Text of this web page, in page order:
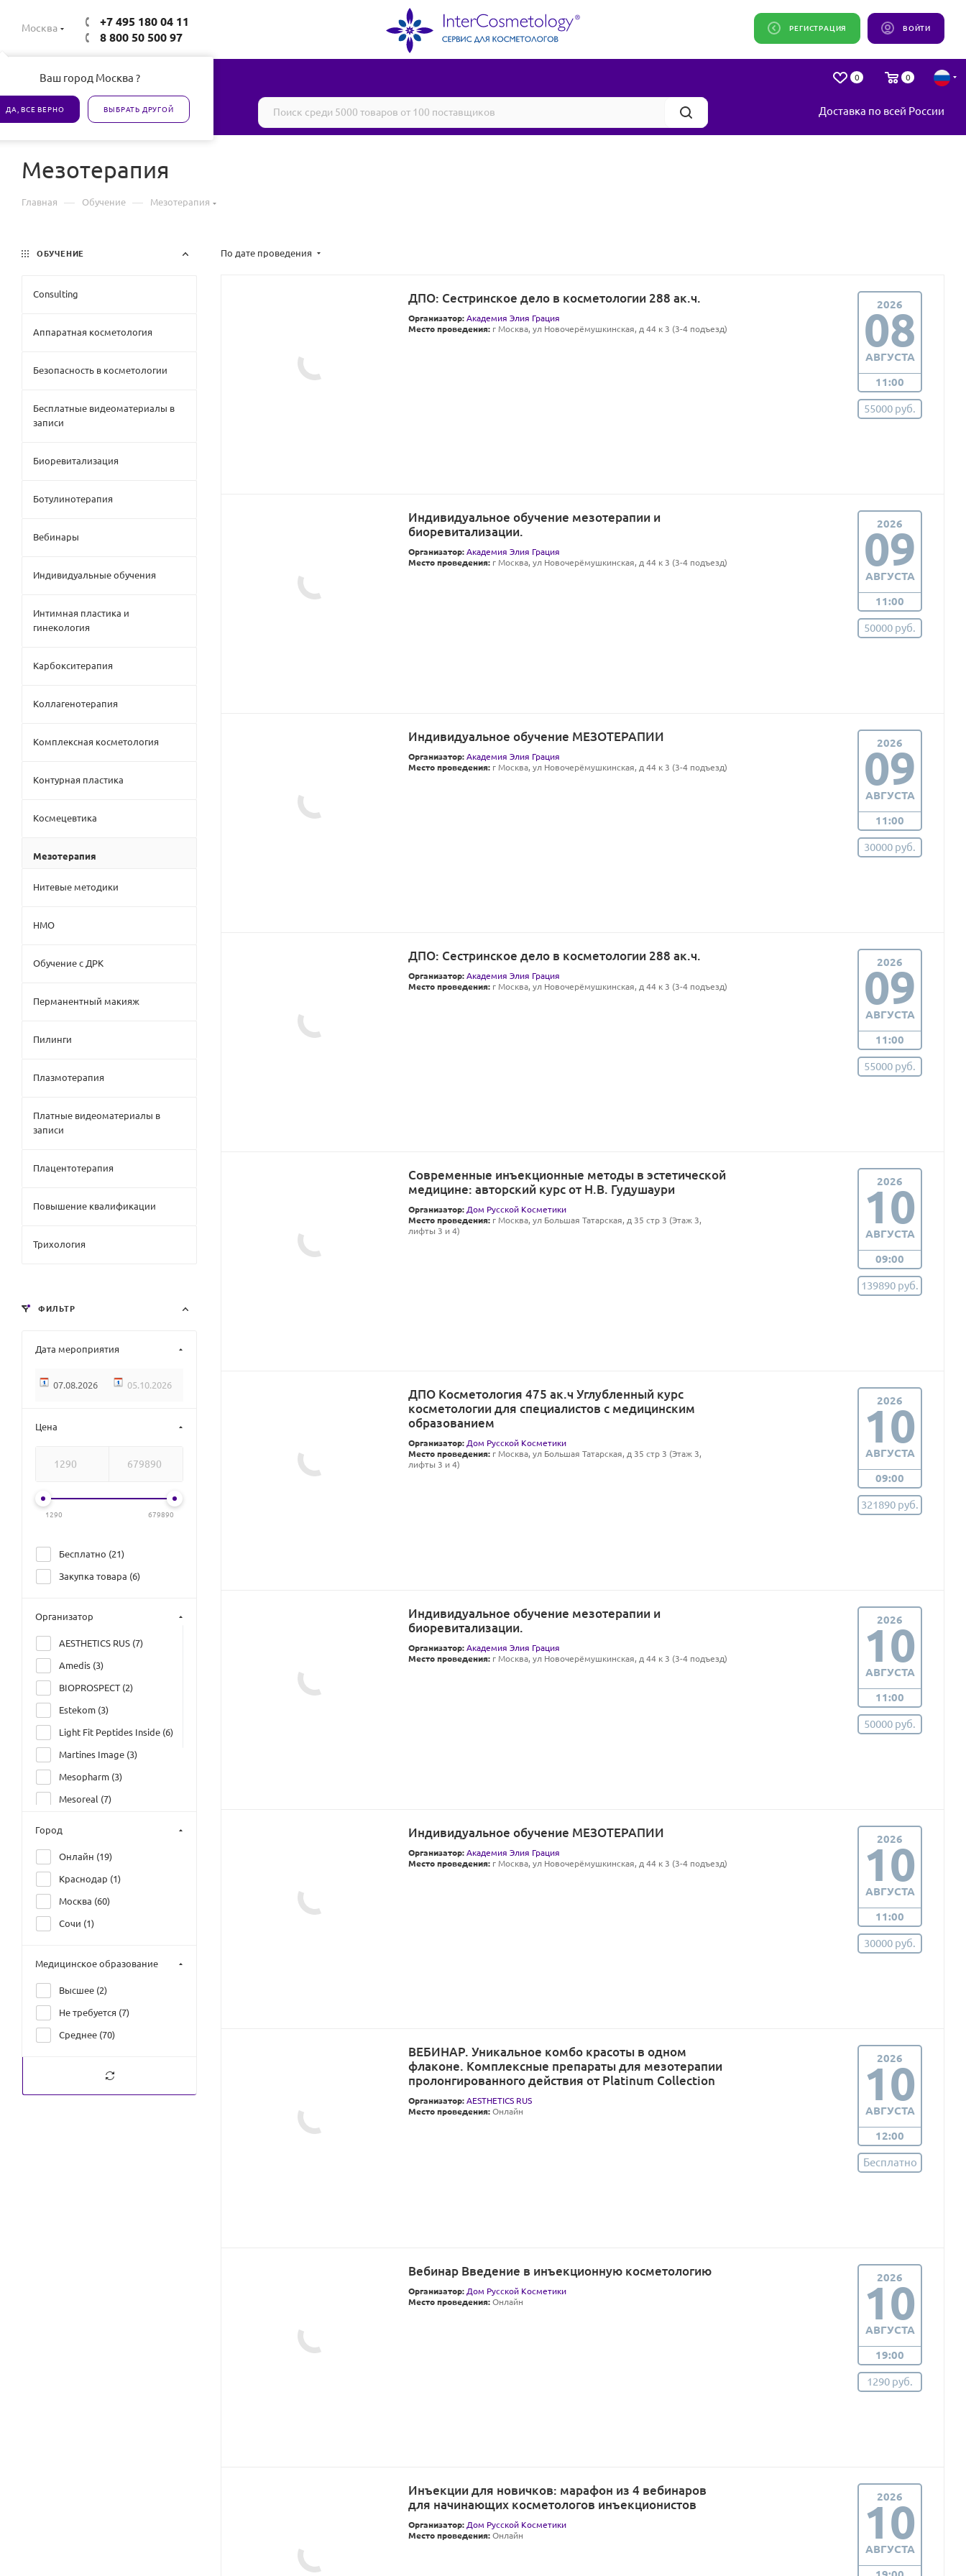
Москва
Ваш город Москва ?
ДА, ВСЕ ВЕРНО ВЫБРАТЬ ДРУГОЙ
+7 495 180 04 11
8 800 50 500 97
ВОЙТИ
РЕГИСТРАЦИЯ
0 0
Все товары сертифицированы Доставка по всей России
Мезотерапия
Главная — Обучение — Мезотерапия
По дате проведения
ДПО: Сестринское дело в косметологии 288 ак.ч.
Организатор: Академия Элия Грация
Место проведения: г Москва, ул Новочерёмушкинская, д 44 к 3 (3-4 подъезд)
2026
08
АВГУСТА
11:00
55000 руб.
Индивидуальное обучение мезотерапии и
биоревитализации.
Организатор: Академия Элия Грация
Место проведения: г Москва, ул Новочерёмушкинская, д 44 к 3 (3-4 подъезд)
2026
09
АВГУСТА
11:00
50000 руб.
Индивидуальное обучение МЕЗОТЕРАПИИ
Организатор: Академия Элия Грация
Место проведения: г Москва, ул Новочерёмушкинская, д 44 к 3 (3-4 подъезд)
2026
09
АВГУСТА
11:00
30000 руб.
ДПО: Сестринское дело в косметологии 288 ак.ч.
Организатор: Академия Элия Грация
Место проведения: г Москва, ул Новочерёмушкинская, д 44 к 3 (3-4 подъезд)
2026
09
АВГУСТА
11:00
55000 руб.
Современные инъекционные методы в эстетической
медицине: авторский курс от Н.В. Гудушаури
Организатор: Дом Русской Косметики
Место проведения: г Москва, ул Большая Татарская, д 35 стр 3 (Этаж 3,
лифты 3 и 4)
2026
10
АВГУСТА
09:00
139890 руб.
ДПО Косметология 475 ак.ч Углубленный курс
косметологии для специалистов с медицинским
образованием
Организатор: Дом Русской Косметики
Место проведения: г Москва, ул Большая Татарская, д 35 стр 3 (Этаж 3,
лифты 3 и 4)
2026
10
АВГУСТА
09:00
321890 руб.
Индивидуальное обучение мезотерапии и
биоревитализации.
Организатор: Академия Элия Грация
Место проведения: г Москва, ул Новочерёмушкинская, д 44 к 3 (3-4 подъезд)
2026
10
АВГУСТА
11:00
50000 руб.
Индивидуальное обучение МЕЗОТЕРАПИИ
Организатор: Академия Элия Грация
Место проведения: г Москва, ул Новочерёмушкинская, д 44 к 3 (3-4 подъезд)
2026
10
АВГУСТА
11:00
30000 руб.
ВЕБИНАР. Уникальное комбо красоты в одном
флаконе. Комплексные препараты для мезотерапии
пролонгированного действия от Platinum Collection
Организатор: AESTHETICS RUS
Место проведения: Онлайн
2026
10
АВГУСТА
12:00
Бесплатно
Вебинар Введение в инъекционную косметологию
Организатор: Дом Русской Косметики
Место проведения: Онлайн
2026
10
АВГУСТА
19:00
1290 руб.
Инъекции для новичков: марафон из 4 вебинаров
для начинающих косметологов инъекционистов
Организатор: Дом Русской Косметики
Место проведения: Онлайн
2026
10
АВГУСТА
ОБУЧЕНИЕ
Consulting
Аппаратная косметология
Безопасность в косметологии
Бесплатные видеоматериалы в
записи
Биоревитализация
Ботулинотерапия
Вебинары
Индивидуальные обучения
Интимная пластика и
гинекология
Карбокситерапия
Коллагенотерапия
Комплексная косметология
Контурная пластика
Космецевтика
Мезотерапия
Нитевые методики
НМО
Обучение с ДРК
Перманентный макияж
Пилинги
Плазмотерапия
Платные видеоматериалы в
записи
Плацентотерапия
Повышение квалификации
Трихология
ФИЛЬТР
Дата мероприятия
Цена
1290 679890
Бесплатно (21)
Закупка товара (6)
Организатор
AESTHETICS RUS (7)
Amedis (3)
BIOPROSPECT (2)
Estekom (3)
Light Fit Peptides Inside (6)
Martines Image (3)
Mesopharm (3)
Mesoreal (7)
(40
Дом Русской Косметики
Город
Онлайн (19)
Краснодар (1)
Москва (60)
Сочи (1)
Медицинское образование
Высшее (2)
Не требуется (7)
Среднее (70)